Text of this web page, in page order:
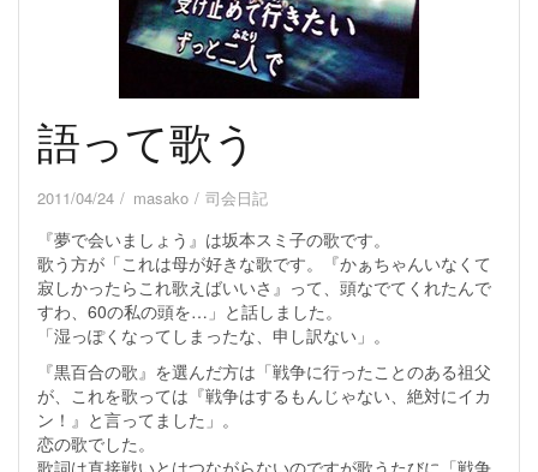
語って歌う
2011/04/24 masako 司会日記
『夢で会いましょう』は坂本スミ子の歌です。
歌う方が「これは母が好きな歌です。『かぁちゃんいなくて
寂しかったらこれ歌えばいいさ』って、頭なでてくれたんで
すわ、60の私の頭を…」と話しました。
「湿っぽくなってしまったな、申し訳ない」。
『黒百合の歌』を選んだ方は「戦争に行ったことのある祖父
が、これを歌っては『戦争はするもんじゃない、絶対にイカ
ン！』と言ってました」。
恋の歌でした。
歌詞は直接戦いとはつながらないのですが歌うたびに「戦争